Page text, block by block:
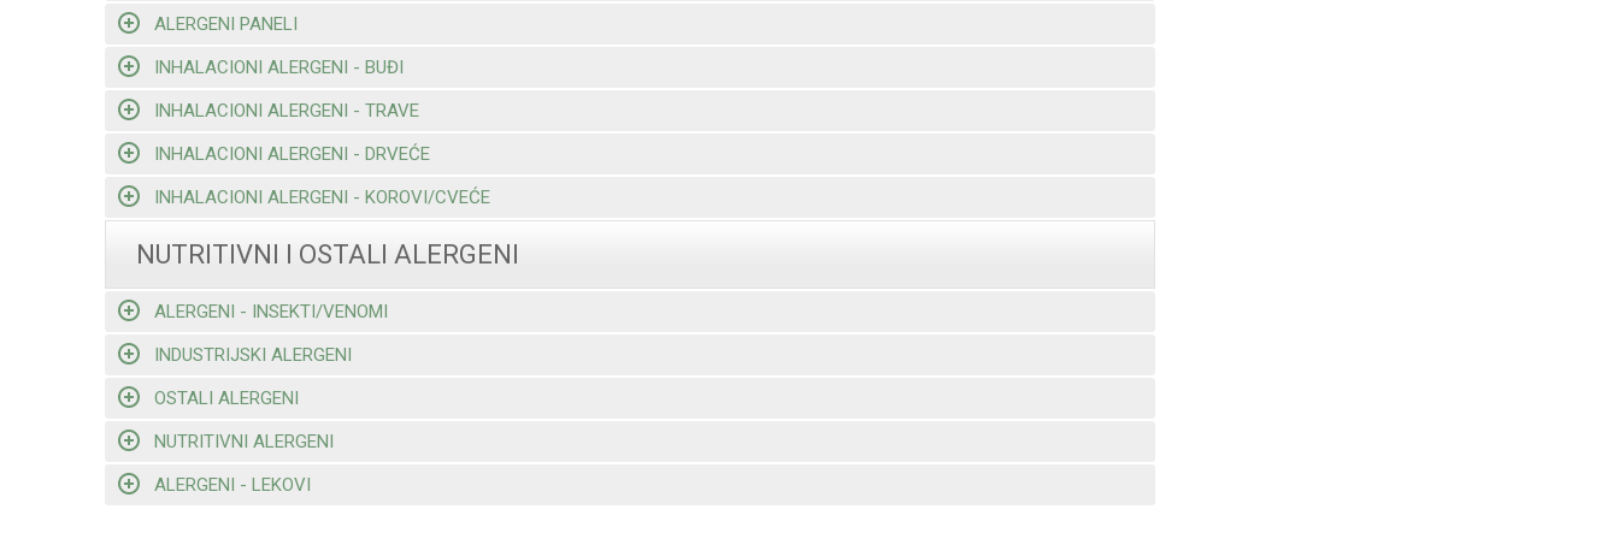
ALERGENI PANELI
INHALACIONI ALERGENI - BUĐI
INHALACIONI ALERGENI - TRAVE
INHALACIONI ALERGENI - DRVEĆE
INHALACIONI ALERGENI - KOROVI/CVEĆE
NUTRITIVNI I OSTALI ALERGENI
ALERGENI - INSEKTI/VENOMI
INDUSTRIJSKI ALERGENI
OSTALI ALERGENI
NUTRITIVNI ALERGENI
ALERGENI - LEKOVI